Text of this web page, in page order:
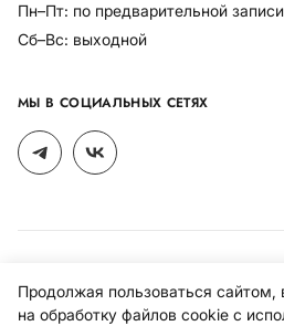
Пн–Пт: по предварительной записи
Сб–Вс: выходной
МЫ В СОЦИАЛЬНЫХ СЕТЯХ
Политика использования
Продолжая пользоваться сайтом,
на обработку файлов cookie с